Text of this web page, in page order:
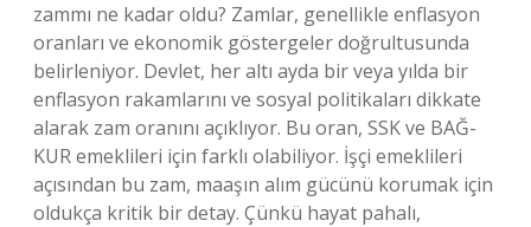
zammı ne kadar oldu? Zamlar, genellikle enflasyon
oranları ve ekonomik göstergeler doğrultusunda
belirleniyor. Devlet, her altı ayda bir veya yılda bir
enflasyon rakamlarını ve sosyal politikaları dikkate
alarak zam oranını açıklıyor. Bu oran, SSK ve BAĞ-
KUR emeklileri için farklı olabiliyor. İşçi emeklileri
açısından bu zam, maaşın alım gücünü korumak için
oldukça kritik bir detay. Çünkü hayat pahalı,